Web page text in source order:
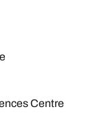
Centre